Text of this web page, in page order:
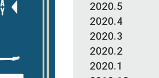
2020.5
2020.4
2020.3
2020.2
2020.1